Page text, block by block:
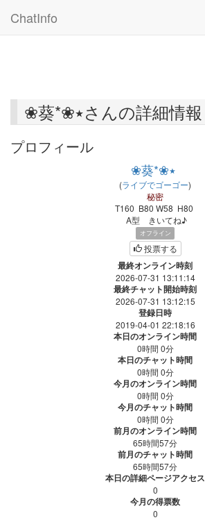
ChatInfo
❀葵*❀٭さんの詳細情報
プロフィール
❀葵*❀٭
(ライブでゴーゴー)
秘密
T160 B80 W58 H80
A型
きいてね♪
オフライン
投票する
最終オンライン時刻
2026-07-31 13:11:14
最終チャット開始時刻
2026-07-31 13:12:15
登録日時
2019-04-01 22:18:16
本日のオンライン時間
0時間 0分
本日のチャット時間
0時間 0分
今月のオンライン時間
0時間 0分
今月のチャット時間
0時間 0分
前月のオンライン時間
65時間57分
前月のチャット時間
65時間57分
本日の詳細ページアクセス
0
今月の得票数
0